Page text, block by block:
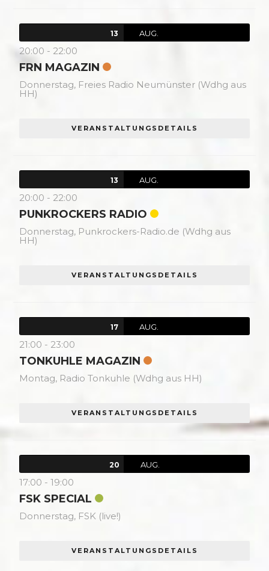
13 AUG.
20:00 - 22:00
FRN MAGAZIN
Donnerstag, Freies Radio Neumünster (Wdhg aus
HH)
VERANSTALTUNGSDETAILS
13 AUG.
20:00 - 22:00
PUNKROCKERS RADIO
Donnerstag, Punkrockers-Radio.de (Wdhg aus
HH)
VERANSTALTUNGSDETAILS
17 AUG.
21:00 - 23:00
TONKUHLE MAGAZIN
Montag, Radio Tonkuhle (Wdhg aus HH)
VERANSTALTUNGSDETAILS
20 AUG.
17:00 -19:00
FSK SPECIAL
Donnerstag, FSK (live!)
VERANSTALTUNGSDETAILS